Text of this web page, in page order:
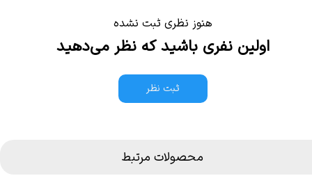
هنوز نظری ثبت نشده
اولین نفری باشید که نظر می‌دهید
ثبت نظر
محصولات مرتبط